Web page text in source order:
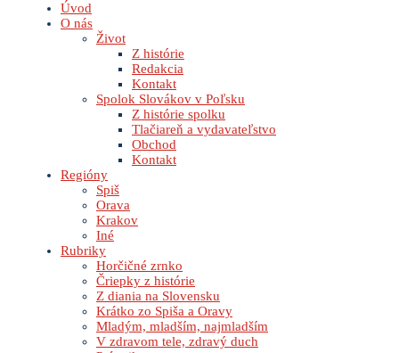
Úvod
O nás
Život
Z histórie
Redakcia
Kontakt
Spolok Slovákov v Poľsku
Z histórie spolku
Tlačiareň a vydavateľstvo
Obchod
Kontakt
Regióny
Spiš
Orava
Krakov
Iné
Rubriky
Horčičné zrnko
Čriepky z histórie
Z diania na Slovensku
Krátko zo Spiša a Oravy
Mladým, mladším, najmladším
V zdravom tele, zdravý duch